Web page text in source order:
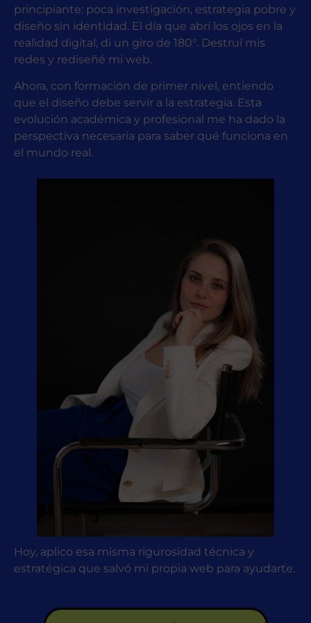
principiante: poca investigación, estrategia pobre y
diseño sin identidad. El día que abrí los ojos en la
realidad digital, di un giro de 180°. Destruí mis
redes y rediseñé mi web.
Ahora, con formación de primer nivel, entiendo
que el diseño debe servir a la estrategia. Esta
evolución académica y profesional me ha dado la
perspectiva necesaria para saber qué funciona en
el mundo real.
Hoy, aplico esa misma rigurosidad técnica y
estratégica que salvó mi propia web para ayudarte.